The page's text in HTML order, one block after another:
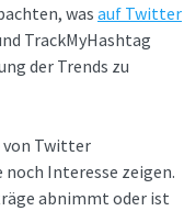
was auf Twitter
TrackMyHashtag
der Trends zu
von Twitter
noch Interesse zeigen.
abnimmt oder ist